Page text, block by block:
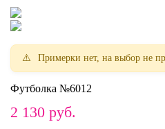
Примерки нет, на выбор не
Футболка №6012
2 130 руб.